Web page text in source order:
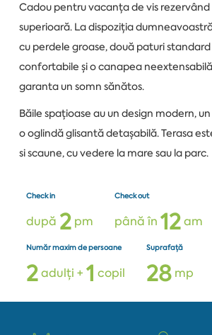
Cadou pentru vacanța de vis
superioară. La dispoziția
cu perdele groase, două paturi
confortabile și o canapea
garanta un somn sănătos.
Băile spațioase au un design modern,
o oglindă glisantă detașabilă. Terasa
si scaune, cu vedere la mare sau la parc.
Check in
după 2pm
Check out
până în 12am
Număr maxim de persoane
2adulți + 1 copil
Suprafață
28mp